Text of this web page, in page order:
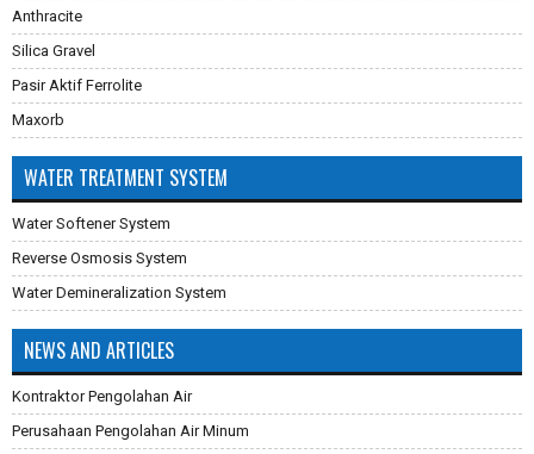
Anthracite
Silica Gravel
Pasir Aktif Ferrolite
Maxorb
WATER TREATMENT SYSTEM
Water Softener System
Reverse Osmosis System
Water Demineralization System
NEWS AND ARTICLES
Kontraktor Pengolahan Air
Perusahaan Pengolahan Air Minum